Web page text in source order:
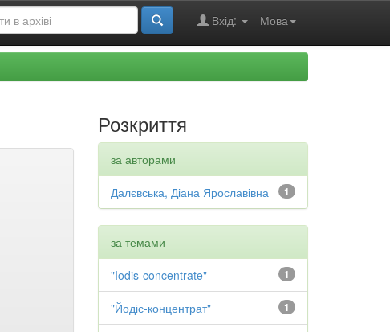
Мова
Вхід:
Розкриття
за авторами
1
Далєвська, Діана Ярославівна
за темами
1
"Iodis-concentrate"
1
"Йодіс-концентрат"